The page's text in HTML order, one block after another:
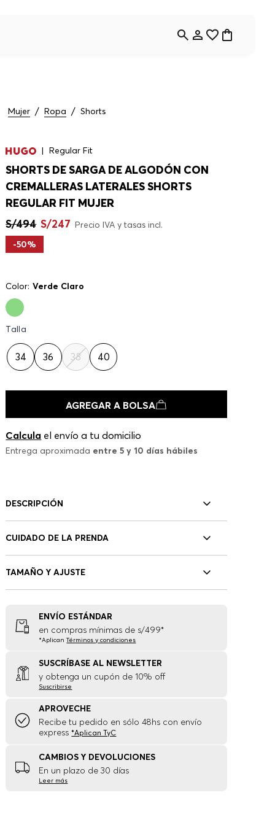
Mujer Ropa Shorts
Regular Fit
SHORTS DE SARGA DE ALGODÓN CON
CREMALLERAS LATERALES SHORTS
REGULAR FIT MUJER
S/494 S/247 Precio IVA y tasas incl.
-50%
Color: Verde Claro
Talla
34 36 38 40
AGREGAR A BOLSA
Calcula el envío a tu domicilio
Entrega aproximada entre 5 y 10 días hábiles
DESCRIPCIÓN
CUIDADO DE LA PRENDA
TAMAÑO Y AJUSTE
ENVÍO ESTÁNDAR
en compras mínimas de s/499*
*AplicanTérminos y condiciones
SUSCRÍBASE AL NEWSLETTER
y obtenga un cupón de 10% off
Suscribirse
APROVECHE
Recibe tu pedido en sólo 48hs con envío
express*Aplican TyC
CAMBIOS Y DEVOLUCIONES
En un plazo de 30 días
Leer más